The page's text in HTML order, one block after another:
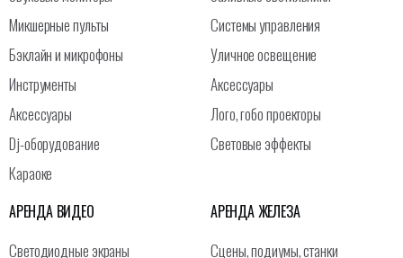
Микшерные пульты
Бэклайн и микрофоны
Инструменты
Аксессуары
Dj-оборудование
Караоке
Системы управления
Уличное освещение
Аксессуары
Лого, гобо проекторы
Световые эффекты
АРЕНДА ВИДЕО
Светодиодные экраны
АРЕНДА ЖЕЛЕЗА
Сцены, подиумы, станки